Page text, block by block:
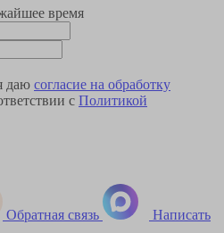
время
даю согласие на обработку
с Политикой
Обратная связь Написать